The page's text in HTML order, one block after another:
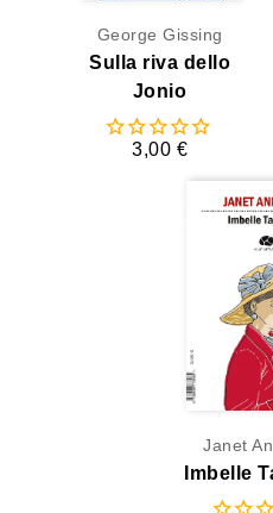
George Gissing
Sulla riva dello
Jonio
3,00 €
Janet
Imbelle